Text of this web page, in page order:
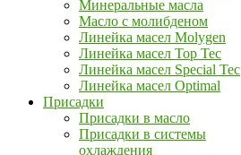
Минеральные масла
Масло с молибденом
Линейка масел Molygen
Линейка масел Top Tec
Линейка масел Special Tec
Линейка масел Optimal
Присадки
Присадки в масло
Присадки в системы
охлаждения